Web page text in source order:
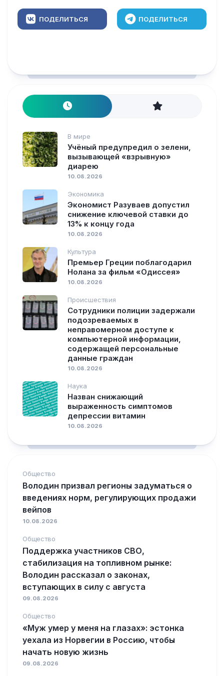
ПОДЕЛИТЬСЯ ПОДЕЛИТЬСЯ
В мире
Учёный предупредил о зелени,
вызывающей «взрывную»
диарею
10.08.2026
Экономика
Экономист Разуваев допустил
снижение ключевой ставки до
13% к концу года
10.08.2026
Культура
Премьер Греции поблагодарил
Нолана за фильм «Одиссея»
10.08.2026
Происшествия
Сотрудники полиции задержали
подозреваемых в
неправомерном доступе к
компьютерной информации,
содержащей персональные
данные граждан
10.08.2026
Наука
Назван снижающий
выраженность симптомов
депрессии витамин
10.08.2026
Общество
Володин призвал регионы задуматься о
введениях норм, регулирующих продажи
вейпов
10.08.2026
Общество
Поддержка участников СВО,
стабилизация на топливном рынке:
Володин рассказал о законах,
вступающих в силу с августа
09.08.2026
Общество
«Муж умер у меня на глазах»: эстонка
уехала из Норвегии в Россию, чтобы
начать новую жизнь
09.08.2026